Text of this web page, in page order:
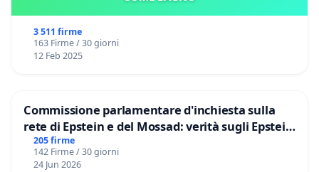
3 511 firme
163 Firme / 30 giorni
12 Feb 2025
Commissione parlamentare d'inchiesta sulla
rete di Epstein e del Mossad: verità sugli Epstein
Files
205 firme
142 Firme / 30 giorni
24 Jun 2026